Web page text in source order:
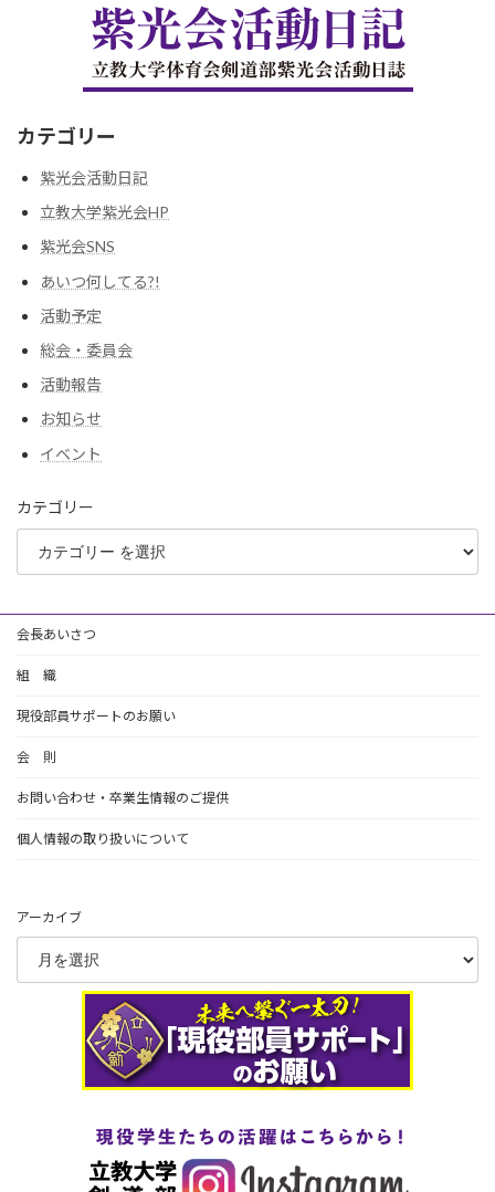
カテゴリー
紫光会活動日記
立教大学紫光会HP
紫光会SNS
あいつ何してる?!
活動予定
総会・委員会
活動報告
お知らせ
イベント
カテゴリー
会長あいさつ
組 織
現役部員サポートのお願い
会 則
お問い合わせ・卒業生情報のご提供
個人情報の取り扱いについて
アーカイブ